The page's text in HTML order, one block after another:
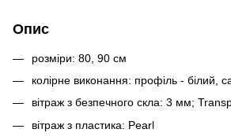
Опис
розміри: 80, 90 см
колірне виконання: профіль - білий,
вітраж з безпечного скла: 3 мм;
вітраж з пластика: Pearl